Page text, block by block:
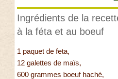
Ingrédients de la
à la féta et au boeuf
1 paquet de feta,
12 galettes de maïs,
600 grammes boeuf haché,